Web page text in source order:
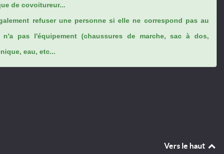
de covoitureur...
refuser une personne si elle ne correspond pas au
pas l'équipement (chaussures de marche, sac à dos,
eau, etc...
Vers le haut